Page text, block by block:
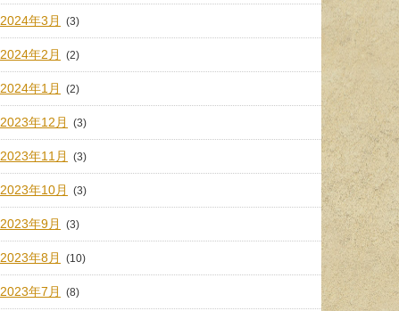
2024年3月 (3)
2024年2月 (2)
2024年1月 (2)
2023年12月 (3)
2023年11月 (3)
2023年10月 (3)
2023年9月 (3)
2023年8月 (10)
2023年7月 (8)